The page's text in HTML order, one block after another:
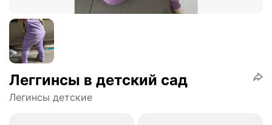
Леггинсы в детский сад
Легинсы детские